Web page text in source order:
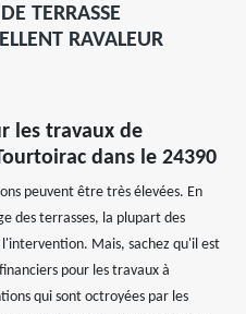
TERRASSE
RAVALEUR
les travaux de
dans le 24390
peuvent être très élevées. En
des terrasses, la plupart des
Mais, sachez qu'il est
pour les travaux à
qui sont octroyées par les